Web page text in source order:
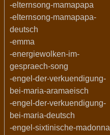
-elternsong-mamapapa
-elternsong-mamapapa-
deutsch
-emma
-energiewolken-im-
gespraech-song
-engel-der-verkuendigung-
bei-maria-aramaeisch
-engel-der-verkuendigung-
bei-maria-deutsch
-engel-sixtinische-madonna